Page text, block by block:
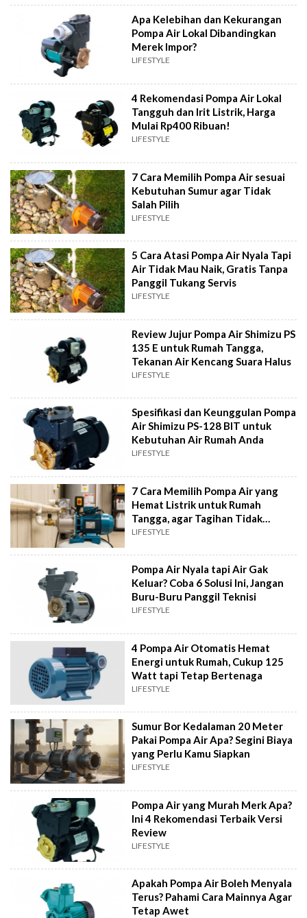
Apa Kelebihan dan Kekurangan
Pompa Air Lokal Dibandingkan
Merek Impor?
LIFESTYLE
4 Rekomendasi Pompa Air Lokal
Tangguh dan Irit Listrik, Harga
Mulai Rp400 Ribuan!
LIFESTYLE
7 Cara Memilih Pompa Air sesuai
Kebutuhan Sumur agar Tidak
Salah Pilih
LIFESTYLE
5 Cara Atasi Pompa Air Nyala Tapi
Air Tidak Mau Naik, Gratis Tanpa
Panggil Tukang Servis
LIFESTYLE
Review Jujur Pompa Air Shimizu PS
135 E untuk Rumah Tangga,
Tekanan Air Kencang Suara Halus
LIFESTYLE
Spesifikasi dan Keunggulan Pompa
Air Shimizu PS-128 BIT untuk
Kebutuhan Air Rumah Anda
LIFESTYLE
7 Cara Memilih Pompa Air yang
Hemat Listrik untuk Rumah
Tangga, agar Tagihan Tidak
Membengkak
LIFESTYLE
Pompa Air Nyala tapi Air Gak
Keluar? Coba 6 Solusi Ini, Jangan
Buru-Buru Panggil Teknisi
LIFESTYLE
4 Pompa Air Otomatis Hemat
Energi untuk Rumah, Cukup 125
Watt tapi Tetap Bertenaga
LIFESTYLE
Sumur Bor Kedalaman 20 Meter
Pakai Pompa Air Apa? Segini Biaya
yang Perlu Kamu Siapkan
LIFESTYLE
Pompa Air yang Murah Merk Apa?
Ini 4 Rekomendasi Terbaik Versi
Review
LIFESTYLE
Apakah Pompa Air Boleh Menyala
Terus? Pahami Cara Mainnya Agar
Tetap Awet